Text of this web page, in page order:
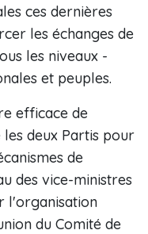
ces dernières
les échanges de
les niveaux -
et peuples.
efficace de
deux Partis pour
de
des vice-ministres
l'organisation
du Comité de